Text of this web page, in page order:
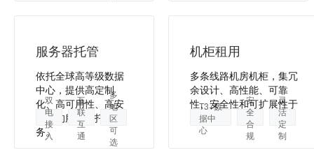
服务器托管
依托全球高等级数据
中心，提供高定制
化、高可用性、高安
全性的服务器托管服
务。
双
电
接
入
互
联
互
通
多
地
区
可
选
机柜租用
多条线路机房机柜，集冗
余设计、高性能、可靠
性、安全性和可扩展性于
一身。
T3+数
据中
心
安
全
合
规
灵
活
定
制